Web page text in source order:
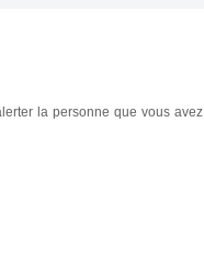
la personne que vous avez